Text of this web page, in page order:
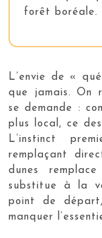
forêt boréale.
L’envie de «
que jamais. On
se demande :
plus local, ce
L’instinct
remplaçant
dunes
substitue à la
point de
manquer